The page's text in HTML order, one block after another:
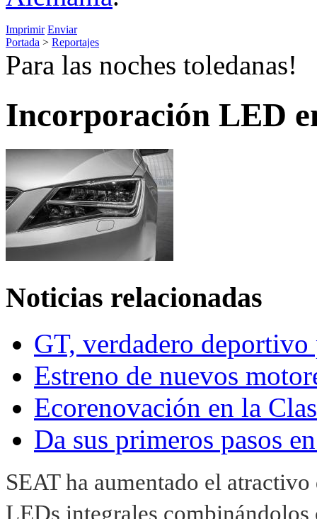
Imprimir Enviar
Portada > Reportajes
Para las noches toledanas!
Incorporación LED
Noticias relacionadas
GT, verdadero
Estreno de nuevos
Ecorenovación en la
Da sus primeros pasos
SEAT ha aumentado el
LEDs integrales